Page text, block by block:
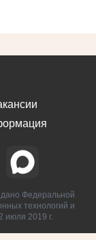
Федеральной
технологий и
июля 2019 г.